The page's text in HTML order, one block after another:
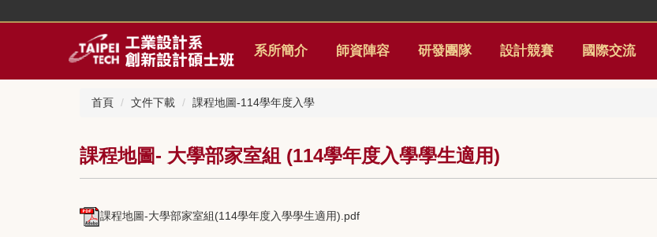
內
系所簡介 師資陣容 研發團隊 設計競賽 國際交流
首頁 文件下載 課程地圖-114學年度入學
課程地圖- 大學部家室組 (114學年度入學學生適用)
課程地圖-大學部家室組(114學年度入學學生適用).pdf